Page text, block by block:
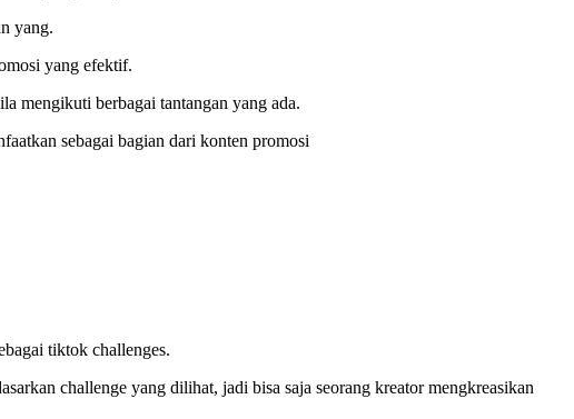
yang.
yang efektif.
mengikuti berbagai tantangan yang ada.
sebagai bagian dari konten promosi
tiktok challenges.
challenge yang dilihat, jadi bisa saja seorang kreator mengkreasikan